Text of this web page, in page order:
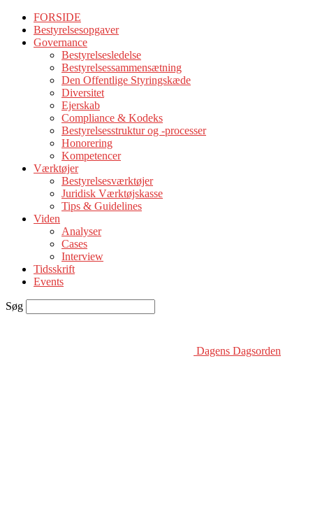
FORSIDE
Bestyrelsesopgaver
Governance
Bestyrelsesledelse
Bestyrelsessammensætning
Den Offentlige Styringskæde
Diversitet
Ejerskab
Compliance & Kodeks
Bestyrelsesstruktur og -processer
Honorering
Kompetencer
Værktøjer
Bestyrelsesværktøjer
Juridisk Værktøjskasse
Tips & Guidelines
Viden
Analyser
Cases
Interview
Tidsskrift
Events
Søg
Dagens Dagsorden